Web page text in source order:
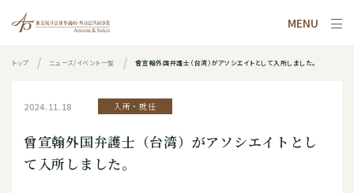
MENU
トップ ニュース/イベント一覧 曾宣翰外国弁護士（台湾）がアソシエイトとして入所しました。
2024.11.18 入所・就任
曾宣翰外国弁護士（台湾）がアソシエイトとし
て入所しました。